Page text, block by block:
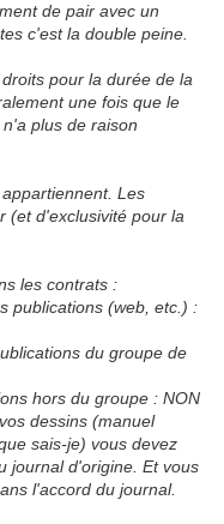
de pair avec un
c'est la double peine.
pour la durée de la
une fois que le
plus de raison
Les
(et d'exclusivité pour la
les contrats :
publications (web, etc.) :
du groupe de
hors du groupe : NON
dessins (manuel
sais-je) vous devez
journal d'origine. Et vous
l'accord du journal.